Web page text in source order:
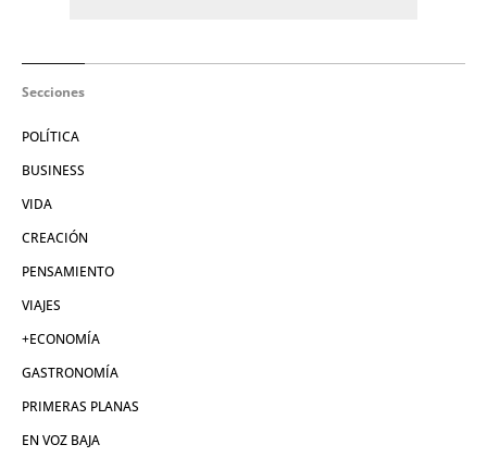
Secciones
POLÍTICA
BUSINESS
VIDA
CREACIÓN
PENSAMIENTO
VIAJES
+ECONOMÍA
GASTRONOMÍA
PRIMERAS PLANAS
EN VOZ BAJA